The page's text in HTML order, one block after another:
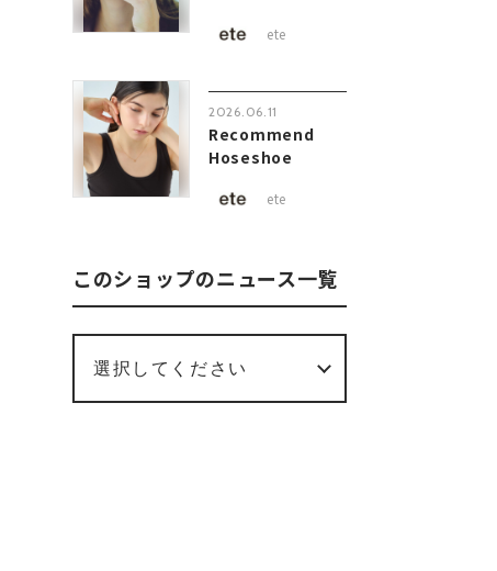
ete
2026.06.11
Recommend
Hoseshoe
ete
このショップのニュース一覧